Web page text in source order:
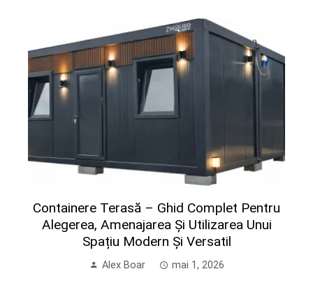
Containere Terasă – Ghid Complet Pentru
Alegerea, Amenajarea Și Utilizarea Unui
Spațiu Modern Și Versatil
Alex Boar mai 1, 2026